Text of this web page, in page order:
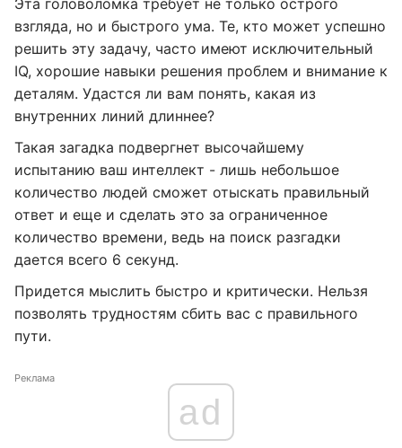
Эта головоломка требует не только острого
взгляда, но и быстрого ума. Те, кто может успешно
решить эту задачу, часто имеют исключительный
IQ, хорошие навыки решения проблем и внимание к
деталям. Удастся ли вам понять, какая из
внутренних линий длиннее?
Такая загадка подвергнет высочайшему
испытанию ваш интеллект - лишь небольшое
количество людей сможет отыскать правильный
ответ и еще и сделать это за ограниченное
количество времени, ведь на поиск разгадки
дается всего 6 секунд.
Придется мыслить быстро и критически. Нельзя
позволять трудностям сбить вас с правильного
пути.
Реклама
ad